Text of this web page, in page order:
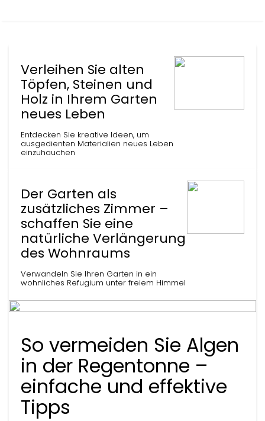
Verleihen Sie alten
Töpfen, Steinen und
Holz in Ihrem Garten
neues Leben
Entdecken Sie kreative Ideen, um
ausgedienten Materialien neues Leben
einzuhauchen
Der Garten als
zusätzliches Zimmer –
schaffen Sie eine
natürliche Verlängerung
des Wohnraums
Verwandeln Sie Ihren Garten in ein
wohnliches Refugium unter freiem Himmel
So vermeiden Sie Algen
in der Regentonne –
einfache und effektive
Tipps